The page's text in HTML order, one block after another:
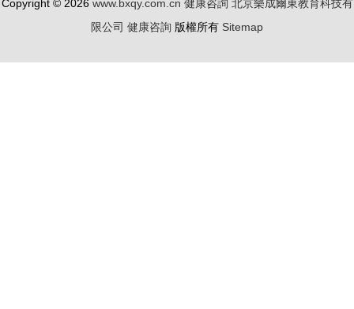
Copyright © 2026 www.bxqy.com.cn 健康咨詢 北京樂成爾東教育科技有
限公司 健康咨詢 版權所有 Sitemap